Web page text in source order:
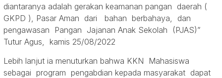
diantaranya adalah gerakan keamanan pangan daerah (
GKPD ), Pasar Aman dari bahan berbahaya, dan
pengawasan Pangan Jajanan Anak Sekolah (PJAS)”
Tutur Agus, kamis 25/08/2022
Lebih lanjut ia menuturkan bahwa KKN Mahasiswa
sebagai program pengabdian kepada masyarakat dapat